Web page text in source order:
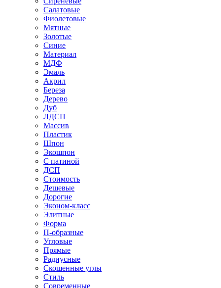
Салатовые
Фиолетовые
Мятные
Золотые
Синие
Материал
МДФ
Эмаль
Акрил
Береза
Дерево
Дуб
ЛДСП
Массив
Пластик
Шпон
Экошпон
С патиной
ДСП
Стоимость
Дешевые
Дорогие
Эконом-класс
Элитные
Форма
П-образные
Угловые
Прямые
Радиусные
Скошенные углы
Стиль
Современные